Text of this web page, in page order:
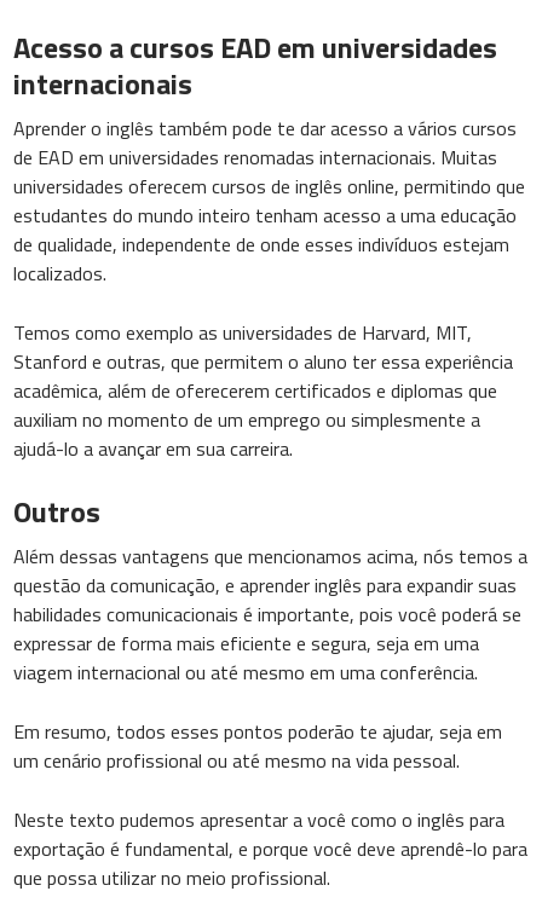
Acesso a cursos EAD em universidades
internacionais
Aprender o inglês também pode te dar acesso a vários cursos
de EAD em universidades renomadas internacionais. Muitas
universidades oferecem cursos de inglês online, permitindo que
estudantes do mundo inteiro tenham acesso a uma educação
de qualidade, independente de onde esses indivíduos estejam
localizados.
Temos como exemplo as universidades de Harvard, MIT,
Stanford e outras, que permitem o aluno ter essa experiência
acadêmica, além de oferecerem certificados e diplomas que
auxiliam no momento de um emprego ou simplesmente a
ajudá-lo a avançar em sua carreira.
Outros
Além dessas vantagens que mencionamos acima, nós temos a
questão da comunicação, e aprender inglês para expandir suas
habilidades comunicacionais é importante, pois você poderá se
expressar de forma mais eficiente e segura, seja em uma
viagem internacional ou até mesmo em uma conferência.
Em resumo, todos esses pontos poderão te ajudar, seja em
um cenário profissional ou até mesmo na vida pessoal.
Neste texto pudemos apresentar a você como o inglês para
exportação é fundamental, e porque você deve aprendê-lo para
que possa utilizar no meio profissional.